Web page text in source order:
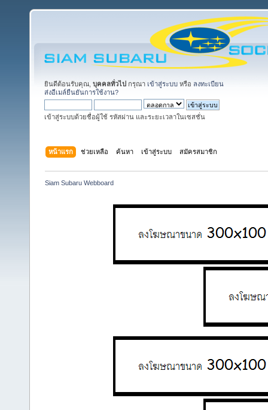
ยินดีต้อนรับคุณ, บุคคลทั่วไป กรุณา เข้าสู่ระบบ หรือ ลงทะเบียน
ส่งอีเมล์ยืนยันการใช้งาน?
เข้าสู่ระบบด้วยชื่อผู้ใช้ รหัสผ่าน และระยะเวลาในเซสชั่น
หน้าแรก ช่วยเหลือ ค้นหา เข้าสู่ระบบ สมัครสมาชิก
Siam Subaru Webboard